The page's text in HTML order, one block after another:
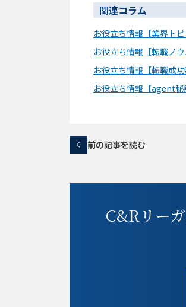
関連コラム
お役立ち情報【業界ト
お役立ち情報【転職ノ
お役立ち情報【転職成
お役立ち情報【agent秘
前の記事を読む
C&Rリー